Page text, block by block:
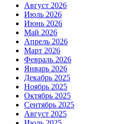
Август 2026
Июль 2026
Июнь 2026
Май 2026
Апрель 2026
Март 2026
Февраль 2026
Январь 2026
Декабрь 2025
Ноябрь 2025
Октябрь 2025
Сентябрь 2025
Август 2025